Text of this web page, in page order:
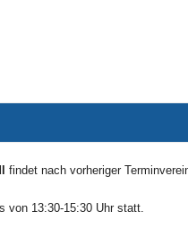
findet nach vorheriger
von 13:30-15:30 Uhr statt.